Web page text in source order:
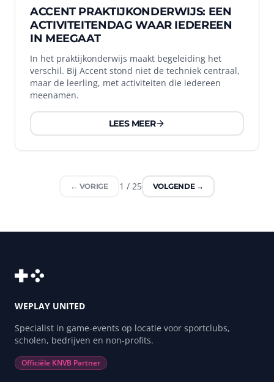
ACCENT PRAKTIJKONDERWIJS: EEN
ACTIVITEITENDAG WAAR IEDEREEN
IN MEEGAAT
In het praktijkonderwijs maakt begeleiding het
verschil. Bij Accent stond niet de techniek centraal,
maar de leerling, met activiteiten die iedereen
meenamen.
LEES MEER
← VORIGE 1 / 25 VOLGENDE →
WEPLAY UNITED
Specialist in game-events op locatie voor sportclubs,
scholen, bedrijven en non-profits.
Officiële KNVB Partner